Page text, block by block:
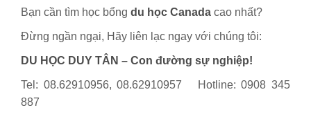
Bạn cần tìm học bổng du học Canada cao nhất?
Đừng ngần ngại, Hãy liên lạc ngay với chúng tôi:
DU HỌC DUY TÂN – Con đường sự nghiệp!
Tel: 08.62910956, 08.62910957 Hotline: 0908 345
887